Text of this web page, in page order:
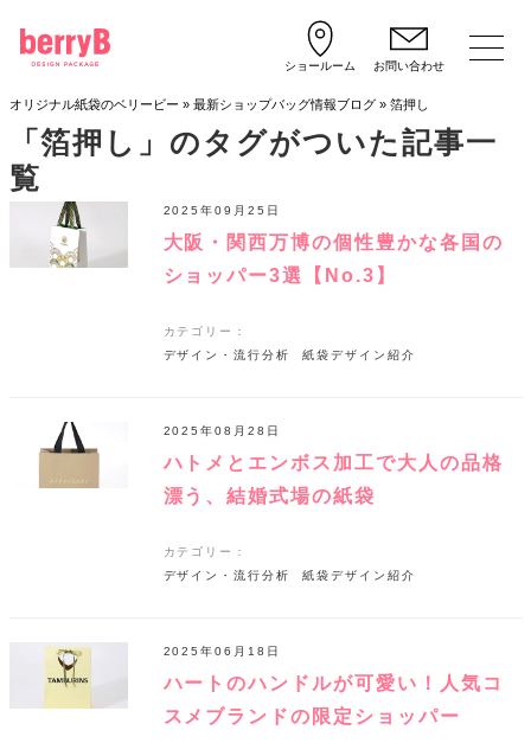
ショールーム お問い合わせ
オリジナル紙袋のベリービー » 最新ショップバッグ情報ブログ» 箔押し
「箔押し」のタグがついた記事一
覧
大阪・関西万博の個性豊かな各国の
ショッパー3選【No.3】
2025年09月25日
カテゴリー：
デザイン・流行分析
紙袋デザイン紹介
ハトメとエンボス加工で大人の品格
漂う、結婚式場の紙袋
2025年08月28日
カテゴリー：
デザイン・流行分析
紙袋デザイン紹介
ハートのハンドルが可愛い！人気コ
スメブランドの限定ショッパー
2025年06月18日